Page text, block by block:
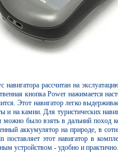
навигатора рассчитан на
кнопка Power нажимается
Этот навигатор легко
и на камни. Для туристических
можно было взять в дальний поход
аккумулятор на природе, в
поставляет этот навигатор в
устройством - удобно и практично.